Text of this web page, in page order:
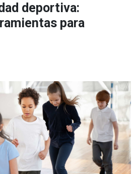
deportiva:
para